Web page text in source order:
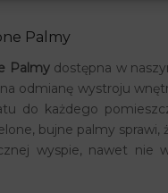
Palmy
Palmydostępna w
odmianę wystroju
do każdego
bujne palmy sprawi,
wyspie, nawet nie